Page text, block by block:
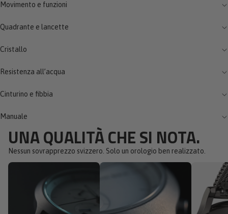
Movimento e funzioni
Quadrante e lancette
Cristallo
Resistenza all’acqua
Cinturino e fibbia
Manuale
UNA QUALITÀ CHE SI NOTA.
Nessun sovrapprezzo svizzero. Solo un orologio ben realizzato.